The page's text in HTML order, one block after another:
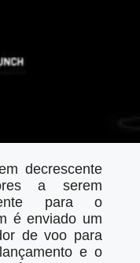
decrescente
a serem
para o
é enviado um
de voo para
e o